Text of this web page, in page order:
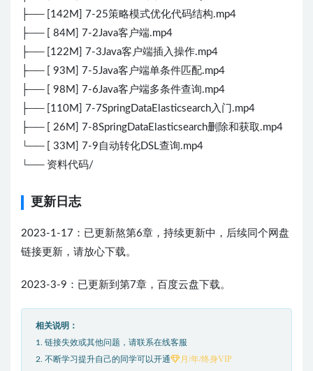
├── [142M] 7-25策略模式优化代码结构.mp4
├── [ 84M] 7-2Java客户端.mp4
├── [122M] 7-3Java客户端插入操作.mp4
├── [ 93M] 7-5Java客户端单条件匹配.mp4
├── [ 98M] 7-6Java客户端多条件查询.mp4
├── [110M] 7-7SpringDataElasticsearch入门.mp4
├── [ 26M] 7-8SpringDataElasticsearch删除和获取.mp4
└── [ 33M] 7-9自动转化DSL查询.mp4
└── 资料代码/
更新日志
2023-1-17：已更新熬第6章，持续更新中，后续同个网盘
链接更新，请放心下载。
2023-3-9：已更新到第7章，百度云盘下载。
相关说明：
1. 链接失效或其他问题，请联系在线客服
2. 不断学习提升自己的同学可以开通
月/年/终身VIP